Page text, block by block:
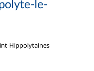
le-
Hippolytaines